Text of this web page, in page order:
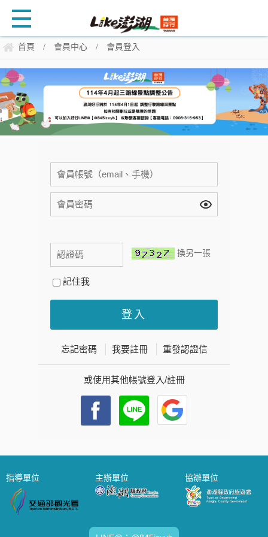
首頁 / 會員中心 / 會員登入
換另一張
記住我
忘記密碼 我要註冊 重發認證信
或使用其他帳號登入/註冊
指導單位 主辦單位 協辦單位